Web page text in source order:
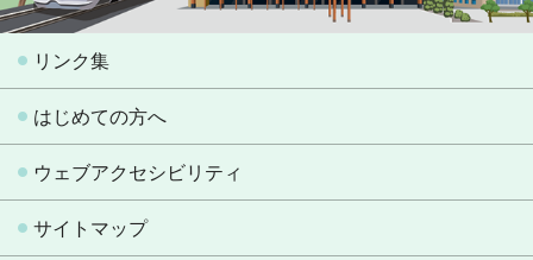
リンク集
はじめての方へ
ウェブアクセシビリティ
サイトマップ